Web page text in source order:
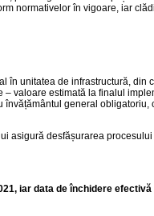
normativelor în vigoare, iar
în unitatea de infrastructură,
– valoare estimată la finalul
învățământul general
asigură desfășurarea
iar data de închidere